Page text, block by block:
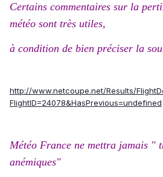
Certains commentaires sur la
météo sont très utiles,
à condition de bien préciser la
http://www.netcoupe.net/Results/
FlightID=24078&HasPrevious=undefined
Météo France ne mettra jamais "
anémiques"